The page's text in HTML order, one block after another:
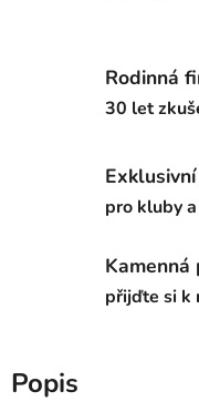
Rodinná
30 let
pro kluby
Kamenná
přijďte si k
Popis